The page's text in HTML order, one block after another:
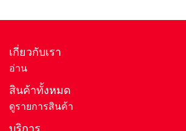
เกี่ยวกับเรา
อ่าน
สินค้าทั้งหมด
ดูรายการสินค้า
บริการ